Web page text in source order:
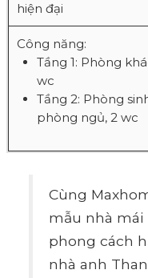
hiện đại
Công năng:
Tầng 1: Phòng
wc
Tầng 2: Phòng
phòng ngủ, 2 wc
Cùng
mẫu nhà mái
phong cách
nhà anh